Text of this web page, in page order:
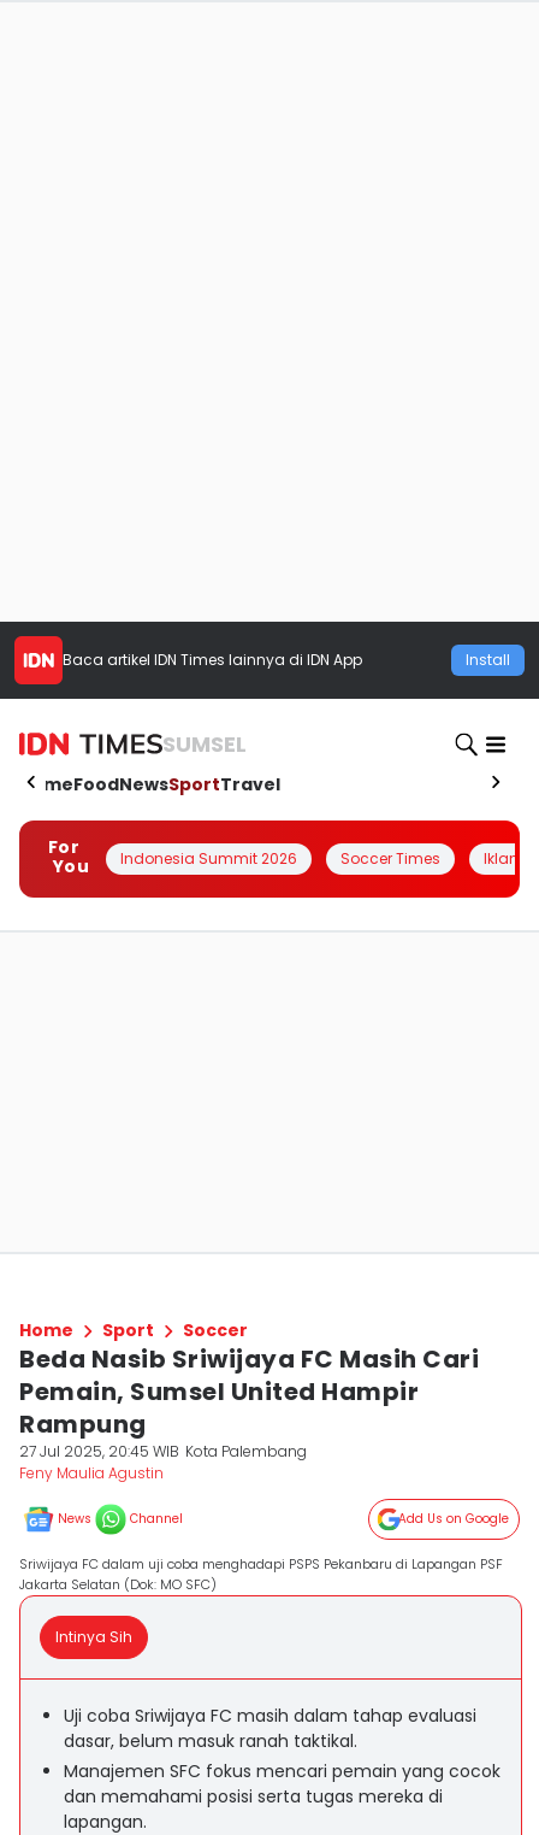
Baca artikel IDN Times lainnya di IDN App Install
SUMSEL
HomeFoodNewsSportTravel
For
You
Indonesia Summit 2026 Soccer Times Iklanin
Home Sport Soccer
Beda Nasib Sriwijaya FC Masih Cari
Pemain, Sumsel United Hampir
Rampung
27 Jul 2025, 20:45 WIB Kota Palembang
Feny Maulia Agustin
News Channel Add Us on Google
Sriwijaya FC dalam uji coba menghadapi PSPS Pekanbaru di Lapangan PSF
Jakarta Selatan (Dok: MO SFC)
Intinya Sih
Uji coba Sriwijaya FC masih dalam tahap evaluasi
dasar, belum masuk ranah taktikal.
Manajemen SFC fokus mencari pemain yang cocok
dan memahami posisi serta tugas mereka di
lapangan.